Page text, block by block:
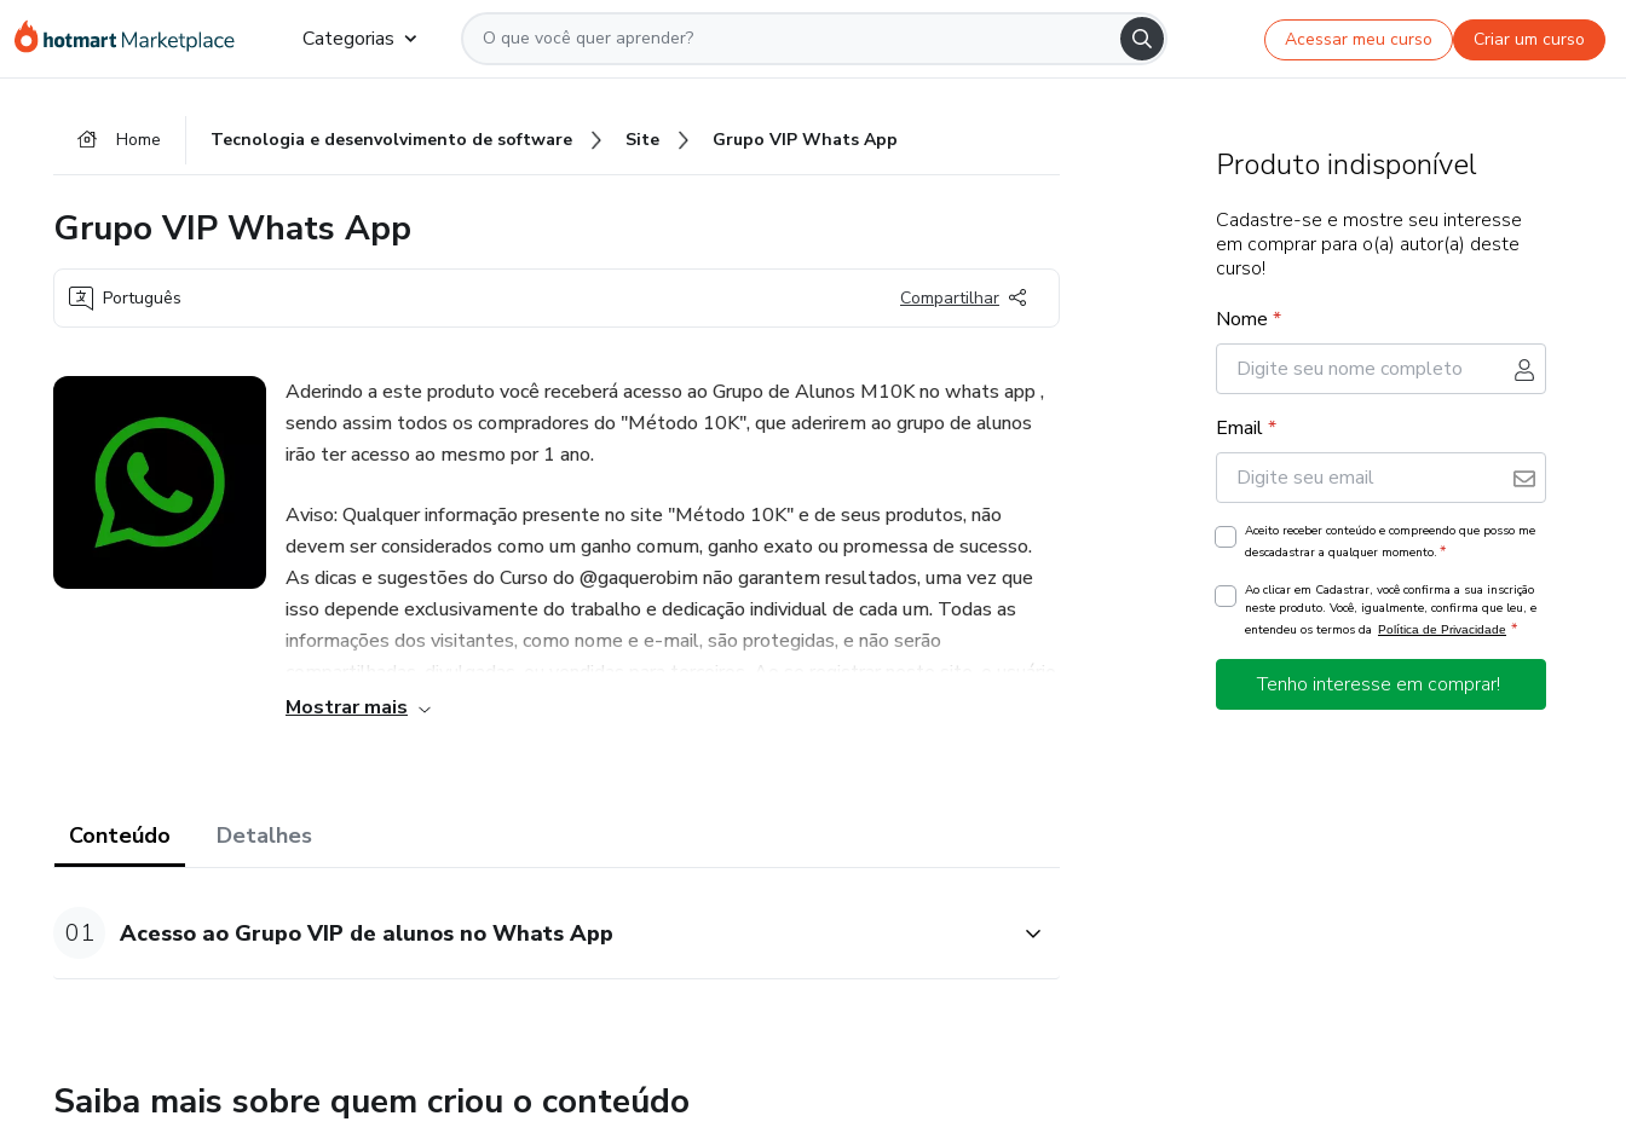
para
para
para
Categorias Acessar meu curso Criar um curso
Home Tecnologia e desenvolvimento de software Site Grupo VIP Whats App
Grupo VIP Whats App
Português Compartilhar
Aderindo a este produto você receberá acesso ao Grupo de Alunos M10K no whats app ,
sendo assim todos os compradores do "Método 10K", que aderirem ao grupo de alunos
irão ter acesso ao mesmo por 1 ano.
Aviso: Qualquer informação presente no site "Método 10K" e de seus produtos, não
devem ser considerados como um ganho comum, ganho exato ou promessa de sucesso.
As dicas e sugestões do Curso do @gaquerobim não garantem resultados, uma vez que
isso depende exclusivamente do trabalho e dedicação individual de cada um. Todas as
informações dos visitantes, como nome e e-mail, são protegidas, e não serão
compartilhadas, divulgadas, ou vendidas para terceiros. Ao se registrar neste site, o usuário
cadastrado receberá outras promoções sobre o curso.
Mostrar mais
Conteúdo Detalhes
01 Acesso ao Grupo VIP de alunos no Whats App
Saiba mais sobre quem criou o conteúdo
Produto indisponível
Cadastre-se e mostre seu interesse
em comprar para o(a) autor(a) deste
curso!
Nome *
Email*
Aceito receber conteúdo e compreendo que posso me
descadastrar a qualquer momento. *
Ao clicar em Cadastrar, você confirma a sua inscrição
neste produto. Você, igualmente, confirma que leu, e
entendeu os termos da Política de Privacidade *
Tenho interesse em comprar!